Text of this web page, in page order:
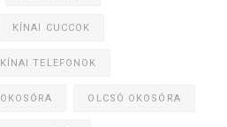
KÍNAI CUCCOK
KÍNAI TELEFONOK
OKOSÓRA OLCSÓ OKOSÓRA